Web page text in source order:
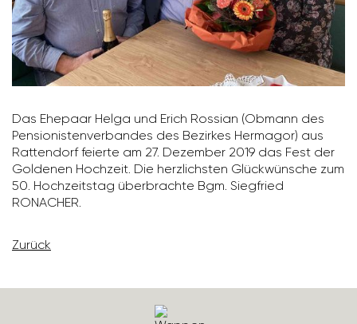
Das Ehepaar Helga und Erich Rossian (Obmann des
Pensio­nis­ten­ver­bandes des Bezirkes Hermagor) aus
Ratten­dorf feierte am 27. Dezember 2019 das Fest der
Goldenen Hoch­zeit. Die herz­lichsten Glück­wün­sche zum
50. Hoch­zeitstag über­brachte Bgm. Sieg­fried
RONACHER.
Zurück